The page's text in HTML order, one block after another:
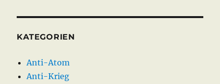
KATEGORIEN
Anti-Atom
Anti-Krieg